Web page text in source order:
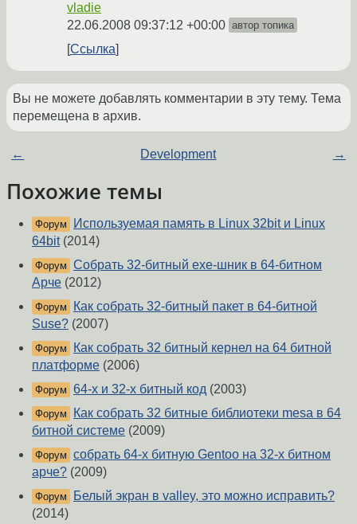
vladie
22.06.2008 09:37:12 +00:00 автор топика
Ссылка
Вы не можете добавлять комментарии в эту тему. Тема
перемещена в архив.
← Development →
Похожие темы
Форум
Используемая память в Linux 32bit и Linux
64bit(2014)
Форум Собрать 32-битный exe-шник в 64-битном
Арче (2012)
Форум
Как собрать 32-битный пакет в 64-битной
Suse? (2007)
Форум
Как собрать 32 битный кернел на 64 битной
платформе (2006)
Форум 64-х и 32-х битный код (2003)
Форум
Как собрать 32 битные библиотеки mesa в 64
битной системе (2009)
Форум собрать 64-х битную Gentoo на 32-х битном
арче? (2009)
Форум
Белый экран в valley, это можно исправить?
(2014)